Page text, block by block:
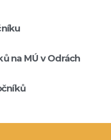
na MÚ v Odrách